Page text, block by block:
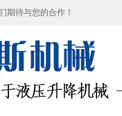
期待与您的合作！